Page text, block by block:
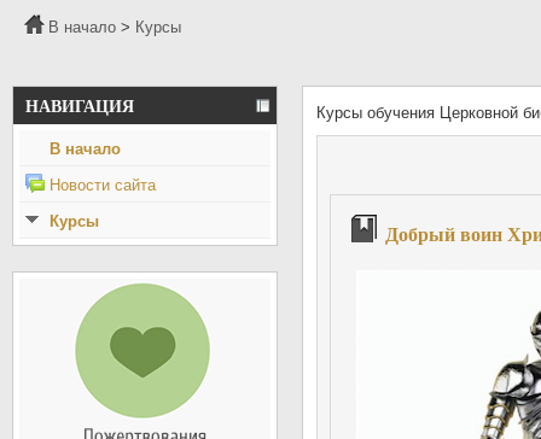
В начало > Курсы
НАВИГАЦИЯ
В начало
Новости сайта
Курсы
Курсы обучения Церковной
Добрый воин